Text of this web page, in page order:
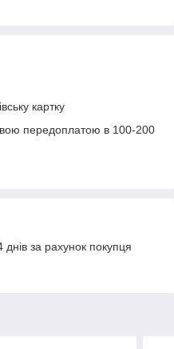
картку
передоплатою в 100-200
за рахунок покупця